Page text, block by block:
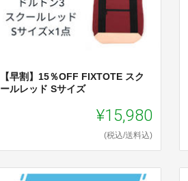
【早割】15％OFF FIXTOTE スク
ールレッド Sサイズ
¥15,980
(税込/送料込)